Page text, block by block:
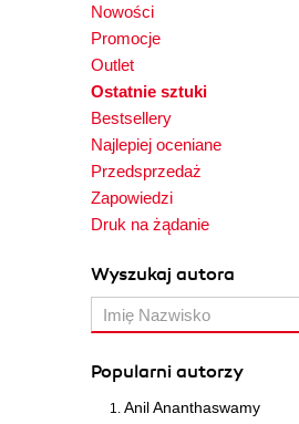
Nowości
Promocje
Outlet
Ostatnie sztuki
Bestsellery
Najlepiej oceniane
Przedsprzedaż
Zapowiedzi
Druk na żądanie
Wyszukaj autora
Popularni autorzy
Anil Ananthaswamy